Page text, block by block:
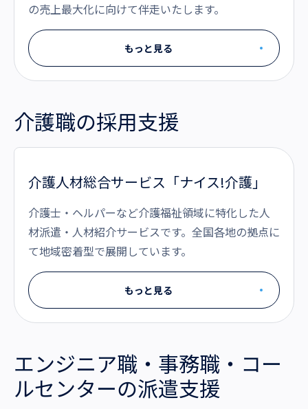
の売上最大化に向けて伴走いたします。
もっと見る
介護職の採用支援
介護人材総合サービス「ナイス!介護」
介護士・ヘルパーなど介護福祉領域に特化した人
材派遣・人材紹介サービスです。全国各地の拠点に
て地域密着型で展開しています。
もっと見る
エンジニア職・事務職・コー
ルセンターの派遣支援